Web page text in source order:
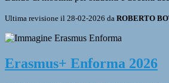
Ultima revisione il 28-02-2026 da ROBERTO
Erasmus+ Enforma 2026